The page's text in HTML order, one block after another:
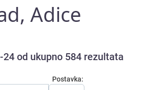
Adice
24 od ukupno 584 rezultata
Postavka: